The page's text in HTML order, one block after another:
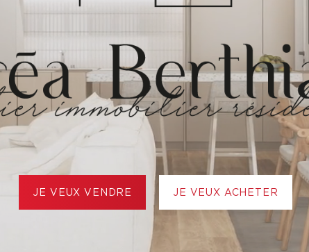
JE VEUX VENDRE JE VEUX ACHETER